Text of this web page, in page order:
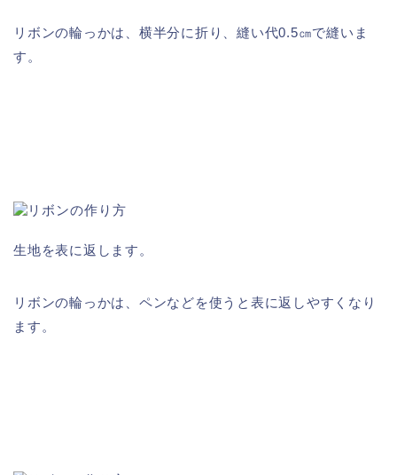
リボンの輪っかは、横半分に折り、縫い代0.5㎝で縫いま
す。
生地を表に返します。
リボンの輪っかは、ペンなどを使うと表に返しやすくなり
ます。